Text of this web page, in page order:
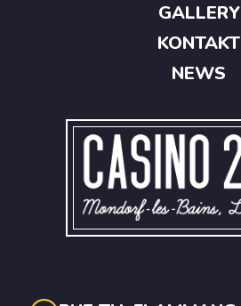
GALLERY
KONTAKT
NEWS